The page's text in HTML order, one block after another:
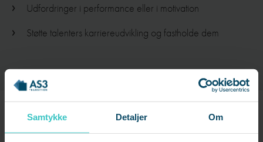
Samtykke Detaljer Om
Udfordringer i performance eller i motivation
Støtte talenters karriereudvikling og fastholde dem